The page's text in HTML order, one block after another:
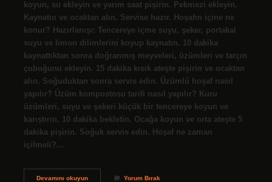
koyun, su ekleyin ve yarım saat pişirin. Pekmezi ekleyin.
Kaynatın ve ocaktan alın. Servise hazır. Hoşafın içine ne
konur? Hazırlanışı: Tencereye içme suyu, şeker, portakal
suyu ve limon dilimlerini koyup kaynatın. 10 dakika
kaynattıktan sonra doğranmış meyveleri, üzümleri ve tarçın
çubuğunu ekleyin. 15 dakika kısık ateşte pişirin ve ocaktan
alın. Soğuduktan sonra servis edin. Üzümlü hoşaf nasıl
yapılır? Üzüm kompostosu tarifi nasıl yapılır? Kuru
üzümleri, suyu ve şekeri küçük bir tencereye koyun ve
karıştırın. 10 dakika bekletin. Ocağa koyun ve orta ateşte 5
dakika pişirin. Soğuk servis edin. Hoşaf ne zaman
içilmeli?…
Devamını okuyunHoşafa
Yorum Bırak